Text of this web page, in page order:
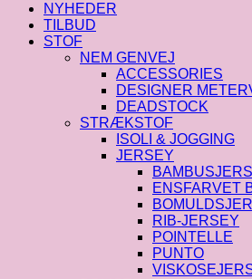
NYHEDER
TILBUD
STOF
NEM GENVEJ
ACCESSORIES
DESIGNER
DEADSTOCK
STRÆKSTOF
ISOLI & JOGGING
JERSEY
ENSFARVET
RIB-JERSEY
POINTELLE
PUNTO